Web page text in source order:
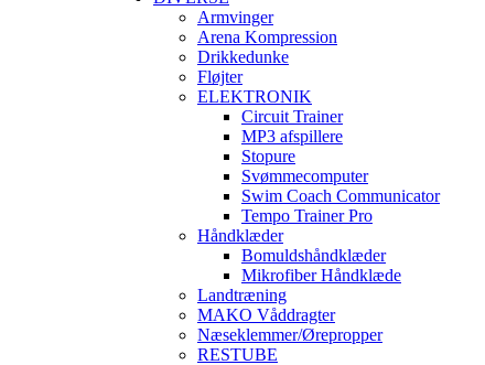
Armvinger
Arena Kompression
Drikkedunke
Fløjter
ELEKTRONIK
Circuit Trainer
MP3 afspillere
Stopure
Svømmecomputer
Swim Coach Communicator
Tempo Trainer Pro
Håndklæder
Bomuldshåndklæder
Mikrofiber Håndklæde
Landtræning
MAKO Våddragter
Næseklemmer/Ørepropper
RESTUBE